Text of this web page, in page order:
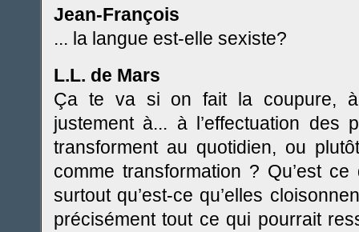
Jean-François
... la langue est-elle sexiste?
L.L. de Mars
Ça te va si on fait la coupure,
justement à... à l’effectuation des
transforment au quotidien, ou
comme transformation ? Qu’est
surtout qu’est-ce qu’elles
précisément tout ce qui pourrait